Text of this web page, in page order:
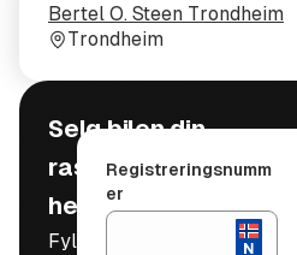
Selger
Bertel O. Steen Trondheim
Selgerens
plass
Trondheim
Selg bilen din
raskt, trygt og
helt gratis
Fyll inn
Registreringsnumm
er